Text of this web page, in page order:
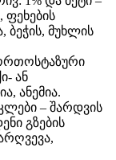
ფეხების
ბეჭის, მუხლის
ან
ანემია.
– შარდვის
გზების